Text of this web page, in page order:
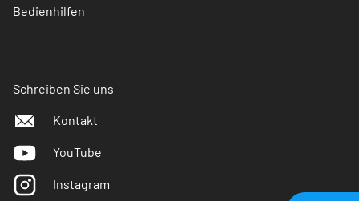
Bedienhilfen
Schreiben Sie uns
Kontakt
YouTube
Instagram